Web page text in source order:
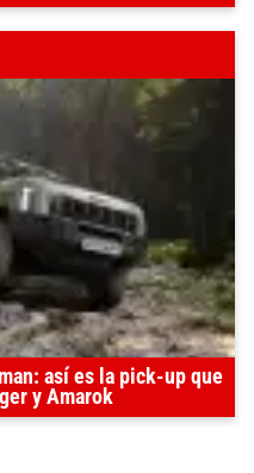
así es la pick-up que
y Amarok